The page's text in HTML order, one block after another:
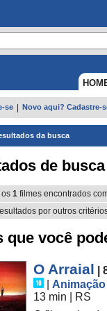
se Novo aqui? Cadastre-
da busca
de busca
os 1 filmes encontrados
por outros
que você
O Arraial
|
Animação
13 min
RS